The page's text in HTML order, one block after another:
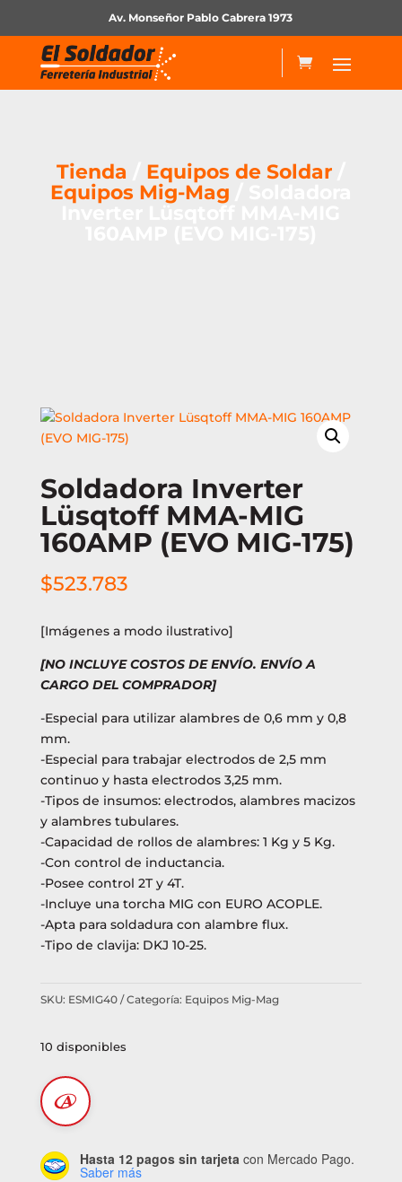
Av. Monseñor Pablo Cabrera 1973
Tienda Equipos de Soldar/
Equipos Mig-Mag
Soldadora Inverter
Lüsqtoff MMA-MIG
160AMP (EVO MIG-175)
$523.783
[Imágenes a modo ilustrativo]
[NO INCLUYE COSTOS DE ENVÍO. ENVÍO A
CARGO DEL COMPRADOR]
-Especial para utilizar alambres de 0,6 mm y 0,8
mm.
-Especial para trabajar electrodos de 2,5 mm
continuo y hasta electrodos 3,25 mm.
-Tipos de insumos: electrodos, alambres macizos
y alambres tubulares.
-Capacidad de rollos de alambres: 1 Kg y 5 Kg.
-Con control de inductancia.
-Posee control 2T y 4T.
-Incluye una torcha MIG con EURO ACOPLE.
-Apta para soldadura con alambre flux.
-Tipo de clavija: DKJ 10-25.
SKU: ESMIG40 Categoría: Equipos Mig-Mag
10 disponibles
Hasta 12 pagos sin tarjeta con Mercado Pago.
Saber más